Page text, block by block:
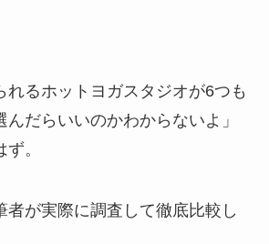
れるホットヨガスタジオが6つも
だらいいのかわからないよ」
。
者が実際に調査して徹底比較し